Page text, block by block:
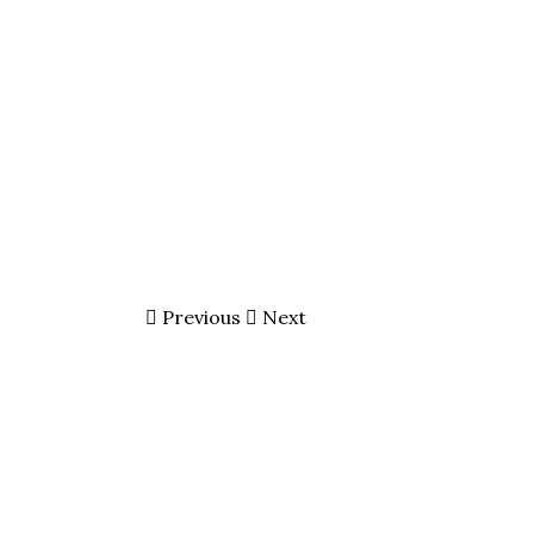
Previous Next